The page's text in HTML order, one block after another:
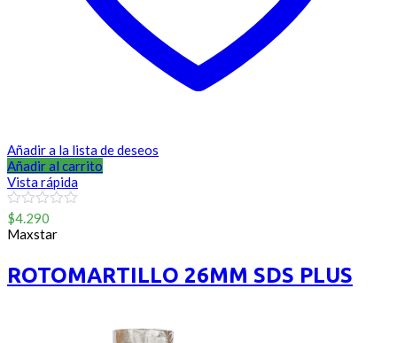
Añadir a la lista de deseos
Añadir al carrito
Vista rápida
0
out
of
$4.290
Maxstar
ROTOMARTILLO 26MM SDS PLUS